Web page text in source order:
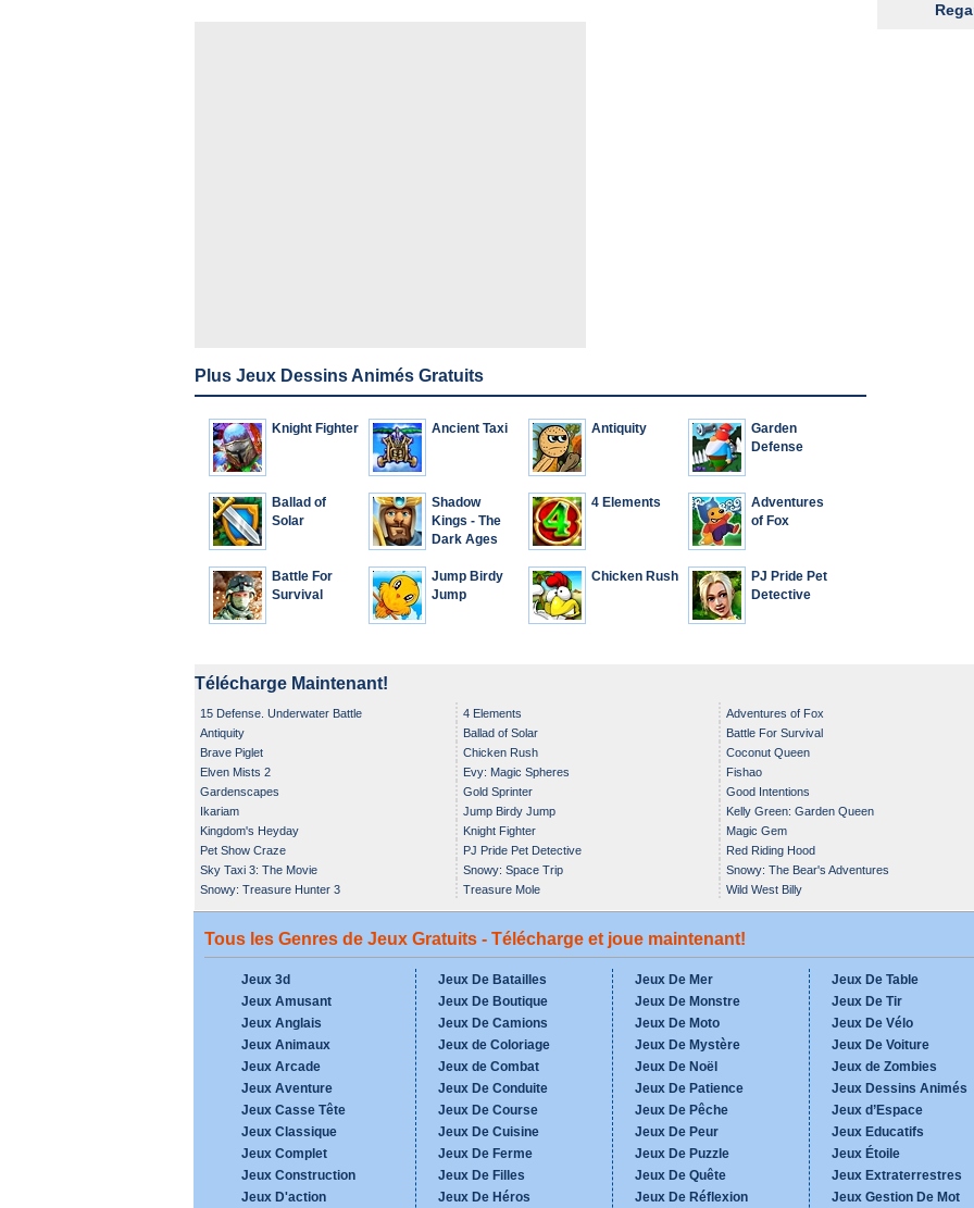
Plus Jeux Dessins Animés Gratuits
Knight Fighter Ancient Taxi Antiquity
Garden
Defense
Ballad of
Solar
Shadow
Kings - The
Dark Ages
4 Elements
Adventures
of Fox
Battle For
Survival
Jump Birdy
Jump
Chicken Rush
PJ Pride Pet
Detective
Télécharge Maintenant!
15 Defense. Underwater Battle 4 Elements Adventures of Fox
Antiquity
Ballad of Solar Battle For Survival
Brave Piglet
Chicken Rush Coconut Queen
Elven Mists 2
Evy: Magic Spheres Fishao
Gardenscapes
Gold Sprinter Good Intentions
Ikariam
Jump Birdy Jump Kelly Green: Garden Queen
Kingdom's Heyday
Knight Fighter Magic Gem
Pet Show Craze
PJ Pride Pet Detective Red Riding Hood
Sky Taxi 3: The Movie
Snowy: Space Trip Snowy: The Bear's Adventures
Snowy: Treasure Hunter 3
Treasure Mole Wild West Billy
Tous les Genres de Jeux Gratuits - Télécharge et joue maintenant!
Jeux 3d
Jeux Amusant
Jeux Anglais
Jeux Animaux
Jeux Arcade
Jeux Aventure
Jeux Casse Tête
Jeux Classique
Jeux Complet
Jeux Construction
Jeux D'action
Jeux De Batailles
Jeux De Boutique
Jeux De Camions
Jeux de Coloriage
Jeux de Combat
Jeux De Conduite
Jeux De Course
Jeux De Cuisine
Jeux De Ferme
Jeux De Filles
Jeux De Héros
Jeux De Mer
Jeux De Monstre
Jeux De Moto
Jeux De Mystère
Jeux De Noël
Jeux De Patience
Jeux De Pêche
Jeux De Peur
Jeux De Puzzle
Jeux De Quête
Jeux De Réflexion
Jeux De Table
Jeux De Tir
Jeux De Vélo
Jeux De Voiture
Jeux de Zombies
Jeux Dessins Animés
Jeux d’Espace
Jeux Educatifs
Jeux Étoile
Jeux Extraterrestres
Jeux Gestion De Mot